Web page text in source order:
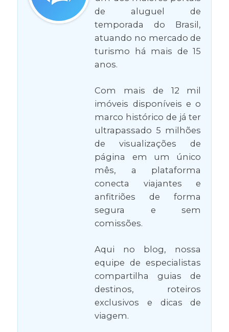
de aluguel de
temporada do Brasil,
atuando no mercado de
turismo há mais de 15
anos.
Com mais de 12 mil
imóveis disponíveis e o
marco histórico de já ter
ultrapassado 5 milhões
de visualizações de
página em um único
mês, a plataforma
conecta viajantes e
anfitriões de forma
segura e sem
comissões.
Aqui no blog, nossa
equipe de especialistas
compartilha guias de
destinos, roteiros
exclusivos e dicas de
viagem.